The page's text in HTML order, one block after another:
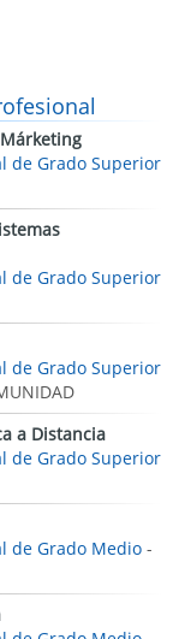
de Grado Superior
de Grado Superior
de Grado Superior
a Distancia
de Grado Superior
de Grado Medio -